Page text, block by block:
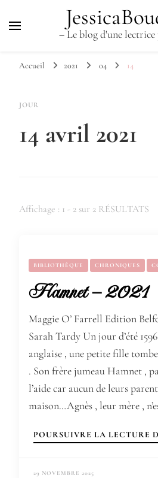
– Le blog d'une lectrice
Accueil 2021 04 14
JOUR
14 avril 2021
Affichage : 1 - 2 sur 2 RÉSULTATS
BIBLIOTHÈQUE CHRONIQUES
Hamnet – 2021
Maggie O’ Farrell Edition
Sarah Tardy Un jour d’été
anglaise , une petite fille
. Son frère jumeau Hamnet ,
l’aide car aucun de leurs
maison…Agnès , leur mère ,
POURSUIVRE LA LECTURE
29 NOVEMBRE 2025